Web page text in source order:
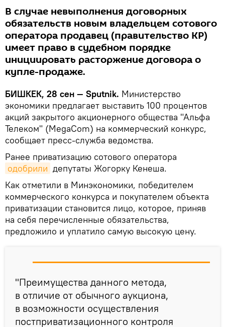
В случае невыполнения договорных
обязательств новым владельцем сотового
оператора продавец (правительство КР)
имеет право в судебном порядке
инициировать расторжение договора о
купле-продаже.
БИШКЕК, 28 сен — Sputnik. Министерство
экономики предлагает выставить 100 процентов
акций закрытого акционерного общества "Альфа
Телеком" (MegaCom) на коммерческий конкурс,
сообщает пресс-служба ведомства.
Ранее приватизацию сотового оператора
одобрили депутаты Жогорку Кенеша.
Как отметили в Минэкономики, победителем
коммерческого конкурса и покупателем объекта
приватизации становится лицо, которое, приняв
на себя перечисленные обязательства,
предложило и уплатило самую высокую цену.
"Преимущества данного метода,
в отличие от обычного аукциона,
в возможности осуществления
постприватизационного контроля